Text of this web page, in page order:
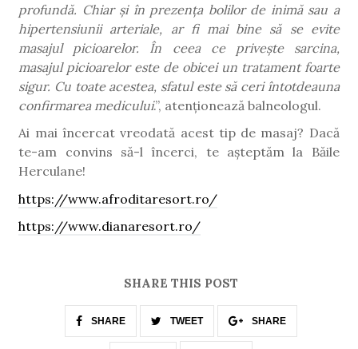
profundă. Chiar și în prezența bolilor de inimă sau a
hipertensiunii arteriale, ar fi mai bine să se evite
masajul picioarelor. În ceea ce privește sarcina,
masajul picioarelor este de obicei un tratament foarte
sigur. Cu toate acestea, sfatul este să ceri întotdeauna
confirmarea medicului.”, atenționează balneologul.
Ai mai încercat vreodată acest tip de masaj? Dacă
te-am convins să-l încerci, te așteptăm la Băile
Herculane!
https://www.afroditaresort.ro/
https://www.dianaresort.ro/
SHARE THIS POST
SHARE TWEET SHARE